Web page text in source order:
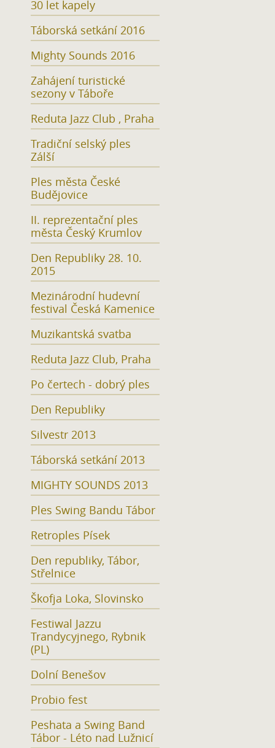
30 let kapely
Táborská setkání 2016
Mighty Sounds 2016
Zahájení turistické
sezony v Táboře
Reduta Jazz Club , Praha
Tradiční selský ples
Zálší
Ples města České
Budějovice
II. reprezentační ples
města Český Krumlov
Den Republiky 28. 10.
2015
Mezinárodní hudevní
festival Česká Kamenice
Muzikantská svatba
Reduta Jazz Club, Praha
Po čertech - dobrý ples
Den Republiky
Silvestr 2013
Táborská setkání 2013
MIGHTY SOUNDS 2013
Ples Swing Bandu Tábor
Retroples Písek
Den republiky, Tábor,
Střelnice
Škofja Loka, Slovinsko
Festiwal Jazzu
Trandycyjnego, Rybnik
(PL)
Dolní Benešov
Probio fest
Peshata a Swing Band
Tábor - Léto nad Lužnicí